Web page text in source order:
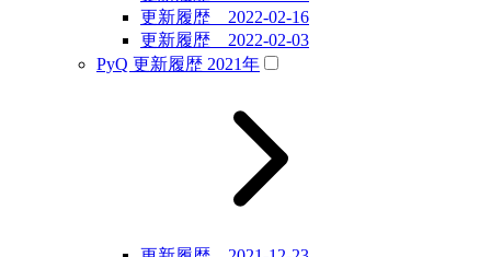
更新履歴 2022-02-16
更新履歴 2022-02-03
PyQ 更新履歴 2021年